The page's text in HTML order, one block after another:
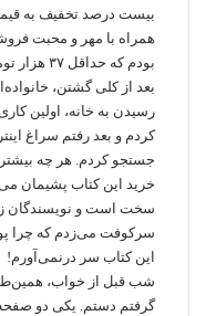
همراه با مهر و محبت
بودم که حداقل ۳۷ هزار تومان سود کردم.
بعد از کلی گشتن،
رسیدن به خانه، اولین
کردم و بعد رفتم سراغ
جستجو کردم. هر چه
خرید این کتاب پشیمان
سخت است و نویسندگان
سرکوفت می‌زدم که چرا
این کتاب سر درنمی‌آورم!
شب قبل از خواب،
گرفتم دستم. یکی دو